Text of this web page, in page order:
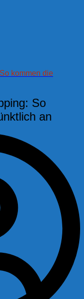
kommen die
So
an